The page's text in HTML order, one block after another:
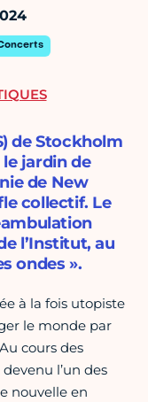
de Stockholm
jardin de
de New
collectif. Le
l’Institut, au
ondes ».
à la fois utopiste
le monde par
cours des
l’un des
nouvelle en